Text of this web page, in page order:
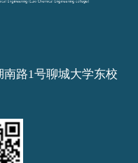
路1号聊城大学东校